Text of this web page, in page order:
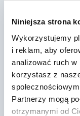
Niniejsza strona
Wykorzystujemy
i reklam, aby
analizować ruch
korzystasz z
Partnerzy mogą
otrzymanymi od